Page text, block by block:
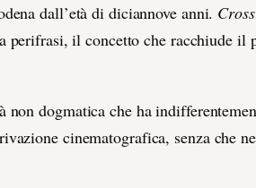
dall’età di diciannove anni.
perifrasi, il concetto che racchiude il
non dogmatica che ha
cinematografica, senza che